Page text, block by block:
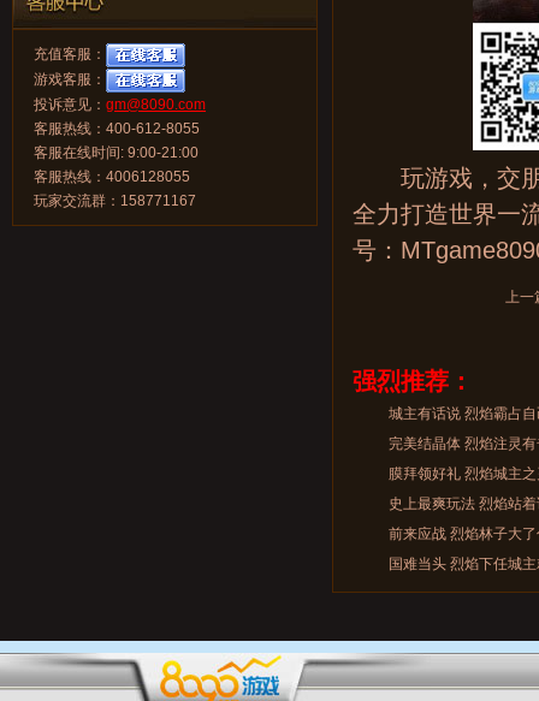
充值客服：
游戏客服：
投诉意见： gm@8090.com
客服热线：400-612-8055
客服在线时间: 9:00-21:00
客服热线：4006128055
玩家交流群：158771167
玩游戏，交朋
全力打造世界一
号：
上一
强烈推荐：
城主有话说 烈焰霸占
完美结晶体 烈焰注灵
膜拜领好礼 烈焰城主
史上最爽玩法 烈焰站
前来应战 烈焰林子大
国难当头 烈焰下任城